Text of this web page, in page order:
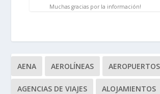
Muchas gracias por la información!
AENA AEROLÍNEAS AEROPUERTOS
AGENCIAS DE VIAJES ALOJAMIENTOS